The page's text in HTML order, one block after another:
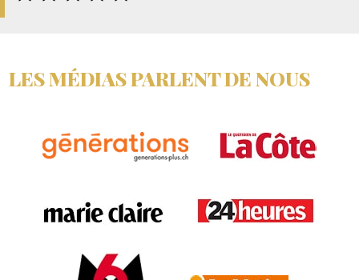
LES MÉDIAS PARLENT DE NOUS